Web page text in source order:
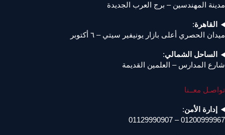
مدينة المهندسين – برج العرب الجديدة
القاهرة:
ميدان الحصري أعلى بازار يونيفير سيتي – ٦ أكتوبر
الساحل الشمالي:
شارع المدارس – العلمين القديمة
تواصـل معــنا
إدارة الأمن:
01200999967 – 01129990907